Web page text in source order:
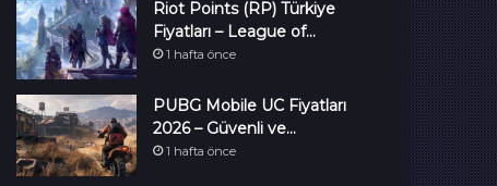
Riot Points (RP) Türkiye
Fiyatları – League of…
1 hafta önce
PUBG Mobile UC Fiyatları
2026 – Güvenli ve…
1 hafta önce